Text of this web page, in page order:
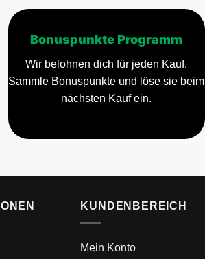
Bonuspunkte Programm
Wir belohnen dich für jeden Kauf.
Sammle Bonuspunkte und löse sie beim
nächsten Kauf ein.
KUNDENBEREICH
Mein Konto